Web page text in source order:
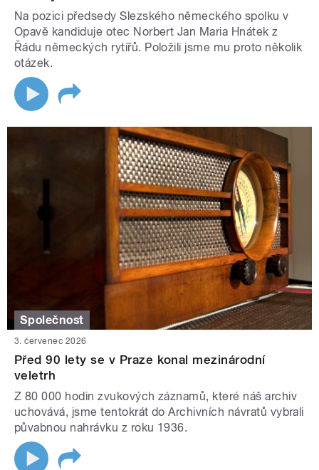
Na pozici předsedy Slezského německého spolku v
Opavě kandiduje otec Norbert Jan Maria Hnátek z
Řádu německých rytířů. Položili jsme mu proto několik
otázek.
Společnost
3. červenec 2026
Před 90 lety se v Praze konal mezinárodní
veletrh
Z 80 000 hodin zvukových záznamů, které náš archiv
uchovává, jsme tentokrát do Archivních návratů vybrali
půvabnou nahrávku z roku 1936.